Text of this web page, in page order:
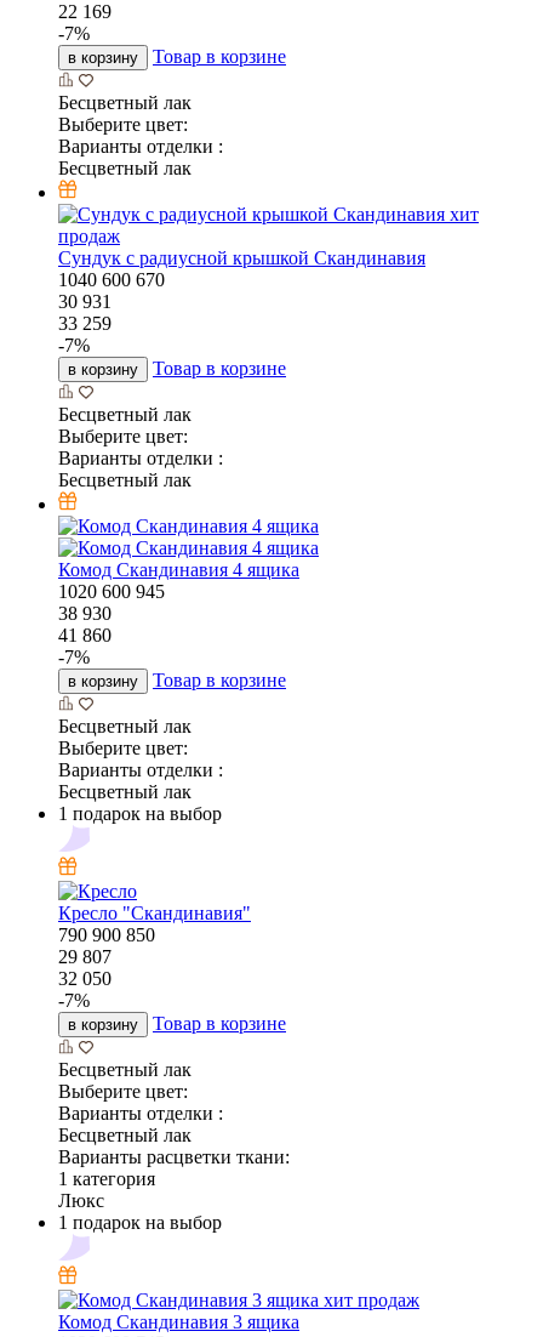
22 169
-7%
в корзину Товар в корзине
Бесцветный лак
Выберите цвет:
Варианты отделки :
Бесцветный лак
хит
продаж
Сундук с радиусной крышкой Скандинавия
1040 600 670
30 931
33 259
-7%
в корзину Товар в корзине
Бесцветный лак
Выберите цвет:
Варианты отделки :
Бесцветный лак
Комод Скандинавия 4 ящика
1020 600 945
38 930
41 860
-7%
в корзину Товар в корзине
Бесцветный лак
Выберите цвет:
Варианты отделки :
Бесцветный лак
1 подарок на выбор
Кресло "Скандинавия"
790 900 850
29 807
32 050
-7%
в корзину Товар в корзине
Бесцветный лак
Выберите цвет:
Варианты отделки :
Бесцветный лак
Варианты расцветки ткани:
1 категория
Люкс
1 подарок на выбор
хит продаж
Комод Скандинавия 3 ящика